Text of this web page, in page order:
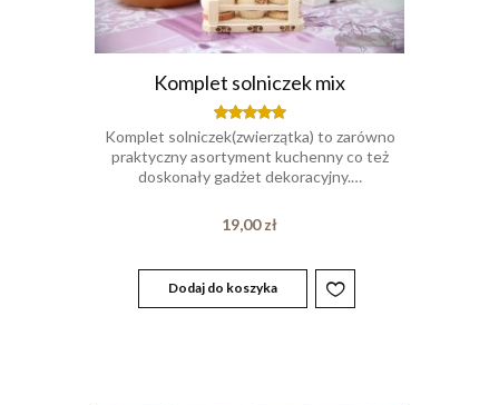
Komplet solniczek mix
Oceniony
5.00
na 5.
Komplet solniczek(zwierzątka) to zarówno
praktyczny asortyment kuchenny co też
doskonały gadżet dekoracyjny.…
19,00zł
Dodaj do koszyka